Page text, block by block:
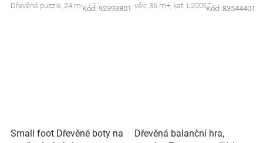
Dřevěné puzzle, 24 m+, 10 ks.
Kód: 92393801 věk: 36 m+, kat. L20097Kód: 83544401
Small foot Dřevěné boty na
Dřevěná balanční hra,